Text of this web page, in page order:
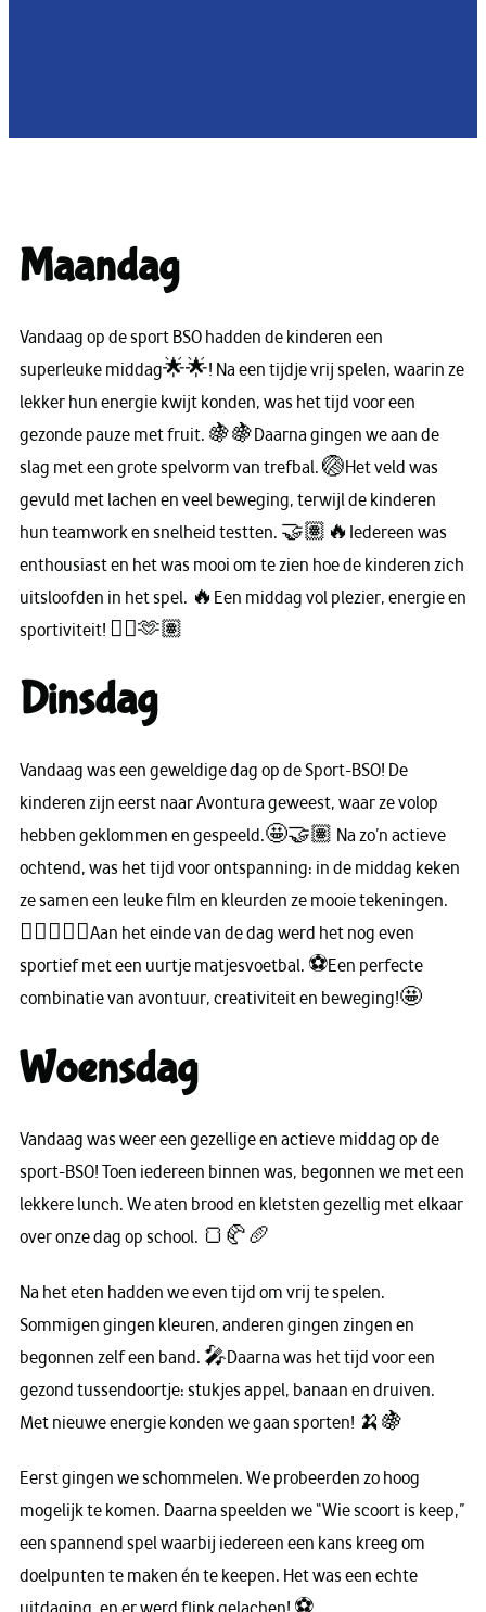
Maandag
Vandaag op de sport BSO hadden de kinderen een
superleuke middag🌟🌟! Na een tijdje vrij spelen, waarin ze
lekker hun energie kwijt konden, was het tijd voor een
gezonde pauze met fruit. 🍇🍇Daarna gingen we aan de
slag met een grote spelvorm van trefbal. 🏐Het veld was
gevuld met lachen en veel beweging, terwijl de kinderen
hun teamwork en snelheid testten. 🤝🏽🔥Iedereen was
enthousiast en het was mooi om te zien hoe de kinderen zich
uitsloofden in het spel. 🔥Een middag vol plezier, energie en
sportiviteit! 👌🏽🫶🏽
Dinsdag
Vandaag was een geweldige dag op de Sport-BSO! De
kinderen zijn eerst naar Avontura geweest, waar ze volop
hebben geklommen en gespeeld.🤩🤝🏽 Na zo’n actieve
ochtend, was het tijd voor ontspanning: in de middag keken
ze samen een leuke film en kleurden ze mooie tekeningen.
👌🏽👨🏼‍🎨Aan het einde van de dag werd het nog even
sportief met een uurtje matjesvoetbal. ⚽Een perfecte
combinatie van avontuur, creativiteit en beweging!🤩
Woensdag
Vandaag was weer een gezellige en actieve middag op de
sport-BSO! Toen iedereen binnen was, begonnen we met een
lekkere lunch. We aten brood en kletsten gezellig met elkaar
over onze dag op school. 🍞🥐🥖
Na het eten hadden we even tijd om vrij te spelen.
Sommigen gingen kleuren, anderen gingen zingen en
begonnen zelf een band. 🎤Daarna was het tijd voor een
gezond tussendoortje: stukjes appel, banaan en druiven.
Met nieuwe energie konden we gaan sporten! 🍌🍇
Eerst gingen we schommelen. We probeerden zo hoog
mogelijk te komen. Daarna speelden we “Wie scoort is keep,”
een spannend spel waarbij iedereen een kans kreeg om
doelpunten te maken én te keepen. Het was een echte